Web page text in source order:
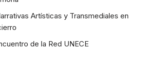
Artísticas y Transmediales en
de la Red UNECE